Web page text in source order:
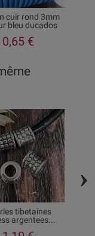
cuir rond 3mm
bleu ducados
0,65 €
tibetaines
argentees...
›